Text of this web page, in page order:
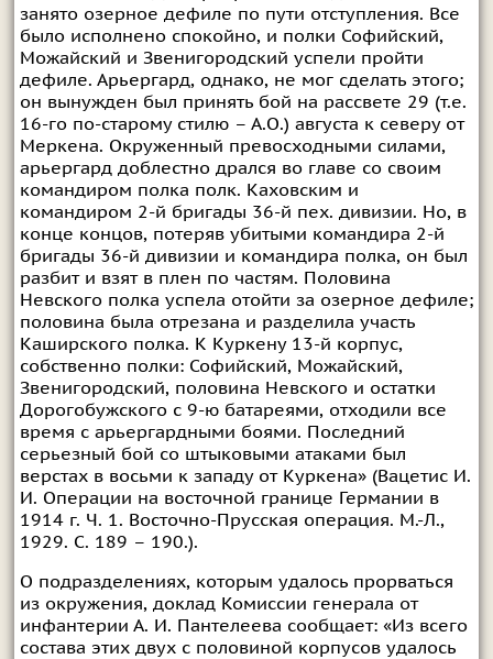
занято озерное дефиле по пути отступления. Все
было исполнено спокойно, и полки Софийский,
Можайский и Звенигородский успели пройти
дефиле. Арьергард, однако, не мог сделать этого;
он вынужден был принять бой на рассвете 29 (т.е.
16-го по-старому стилю – А.О.) августа к северу от
Меркена. Окруженный превосходными силами,
арьергард доблестно дрался во главе со своим
командиром полка полк. Каховским и
командиром 2-й бригады 36-й пех. дивизии. Но, в
конце концов, потеряв убитыми командира 2-й
бригады 36-й дивизии и командира полка, он был
разбит и взят в плен по частям. Половина
Невского полка успела отойти за озерное дефиле;
половина была отрезана и разделила участь
Каширского полка. К Куркену 13-й корпус,
собственно полки: Софийский, Можайский,
Звенигородский, половина Невского и остатки
Дорогобужского с 9-ю батареями, отходили все
время с арьергардными боями. Последний
серьезный бой со штыковыми атаками был
верстах в восьми к западу от Куркена» (Вацетис И.
И. Операции на восточной границе Германии в
1914 г. Ч. 1. Восточно-Прусская операция. М.-Л.,
1929. С. 189 – 190.).
О подразделениях, которым удалось прорваться
из окружения, доклад Комиссии генерала от
инфантерии А. И. Пантелеева сообщает: «Из всего
состава этих двух с половиной корпусов удалось